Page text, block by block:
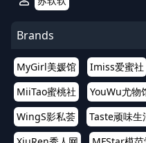
Brands
MyGirl美媛馆 Imiss爱蜜社
MiiTao蜜桃社
YouWu尤物
WingS影私荟
Taste顽味生